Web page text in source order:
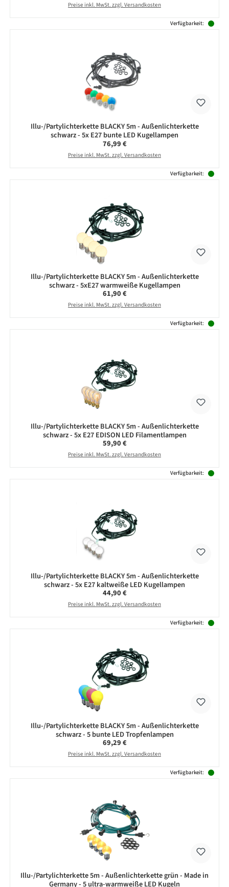
Preise inkl. MwSt. zzgl. Versandkosten
Verfügbarkeit:
Illu-/Partylichterkette BLACKY 5m - Außenlichterkette
schwarz - 5x E27 bunte LED Kugellampen
Regulärer Preis:
76,99 €
Preise inkl. MwSt. zzgl. Versandkosten
Verfügbarkeit:
Illu-/Partylichterkette BLACKY 5m - Außenlichterkette
schwarz - 5xE27 warmweiße Kugellampen
Regulärer Preis:
61,90 €
Preise inkl. MwSt. zzgl. Versandkosten
Verfügbarkeit:
Illu-/Partylichterkette BLACKY 5m - Außenlichterkette
schwarz - 5x E27 EDISON LED Filamentlampen
Regulärer Preis:
59,90 €
Preise inkl. MwSt. zzgl. Versandkosten
Verfügbarkeit:
Illu-/Partylichterkette BLACKY 5m - Außenlichterkette
schwarz - 5x E27 kaltweiße LED Kugellampen
Regulärer Preis:
44,90 €
Preise inkl. MwSt. zzgl. Versandkosten
Verfügbarkeit:
Illu-/Partylichterkette BLACKY 5m - Außenlichterkette
schwarz - 5 bunte LED Tropfenlampen
Regulärer Preis:
69,29 €
Preise inkl. MwSt. zzgl. Versandkosten
Verfügbarkeit:
Illu-/Partylichterkette 5m - Außenlichterkette grün - Made in
Germany - 5 ultra-warmweiße LED Kugeln